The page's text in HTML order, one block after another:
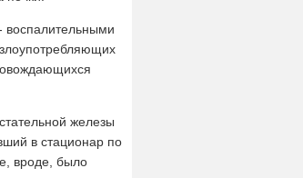
воспалительными
железы
в стационар по
вроде, было